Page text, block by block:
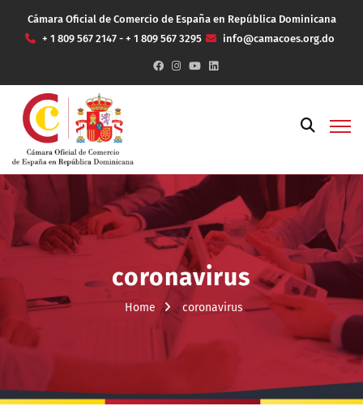
Cámara Oficial de Comercio de España en República Dominicana
+ 1 809 567 2147 - + 1 809 567 3295
info@camacoes.org.do
coronavirus
Home coronavirus